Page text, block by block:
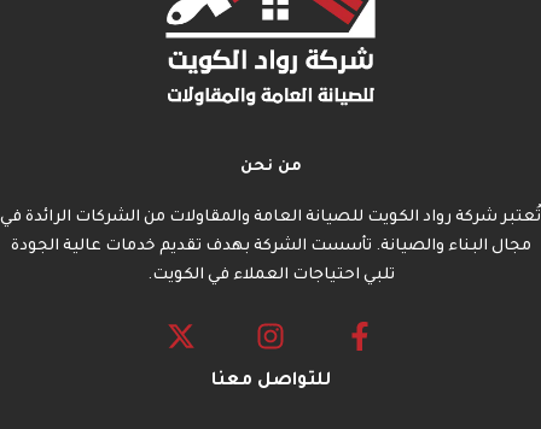
من نحن
تُعتبر شركة رواد الكويت للصيانة العامة والمقاولات من الشركات الرائدة في
مجال البناء والصيانة. تأسست الشركة بهدف تقديم خدمات عالية الجودة
تلبي احتياجات العملاء في الكويت.
للتواصل معنا